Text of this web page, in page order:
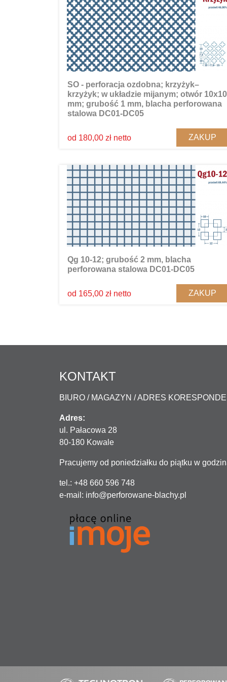
SO - perforacja ozdobna; krzyżyk–
krzyżyk; w układzie mijanym; otwór 10x10
mm; grubość 1 mm, blacha perforowana
stalowa DC01-DC05
od 180,00 zł netto ZAKUP
Qg 10-12; grubość 2 mm, blacha
perforowana stalowa DC01-DC05
od 165,00 zł netto ZAKUP
KONTAKT
BIURO / MAGAZYN / ADRES
Adres:
ul. Pałacowa 28
80-180 Kowale
Pracujemy od poniedziałku do piątku w
tel.: +48 660 596 748
e-mail: info@perforowane-blachy.pl